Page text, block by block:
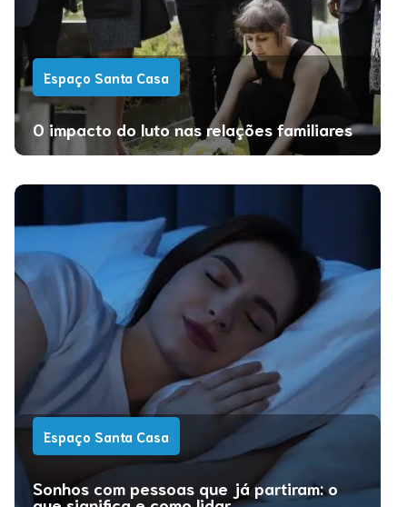
Espaço Santa Casa
O impacto do luto nas relações familiares
Espaço Santa Casa
Sonhos com pessoas que já partiram: o